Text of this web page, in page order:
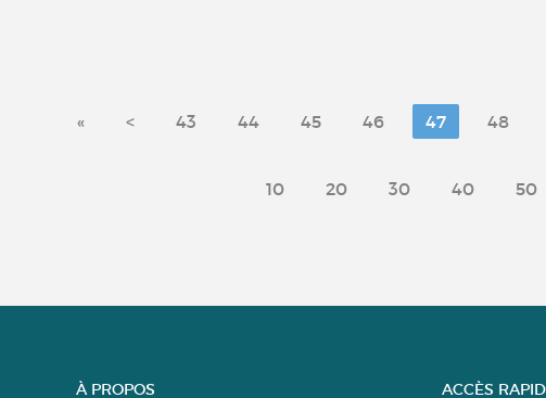
« < 43 44 45 46 47 48
10 20 30 40 50
À PROPOS ACCÈS